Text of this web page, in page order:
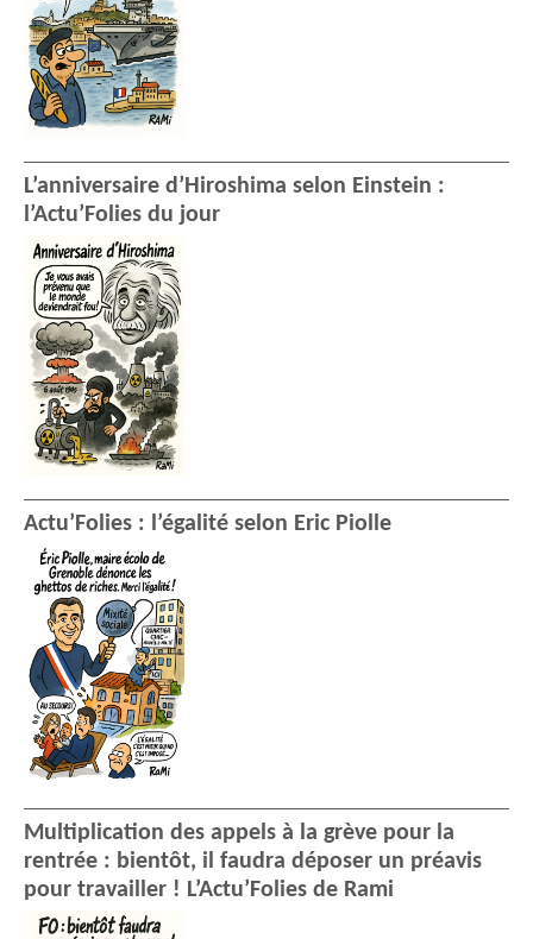
L’anniversaire d’Hiroshima selon Einstein :
l’Actu’Folies du jour
Actu’Folies : l’égalité selon Eric Piolle
Multiplication des appels à la grève pour la
rentrée : bientôt, il faudra déposer un préavis
pour travailler ! L’Actu’Folies de Rami